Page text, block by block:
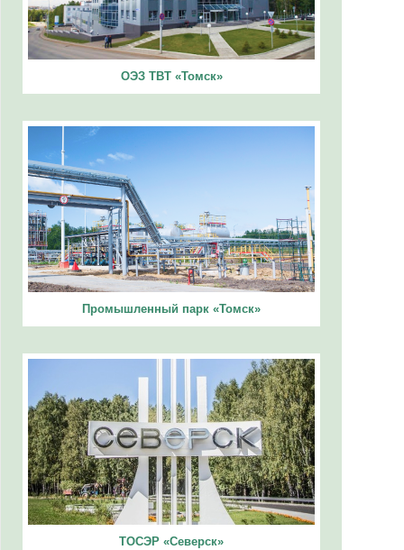
ОЭЗ ТВТ «Томск»
Промышленный парк «Томск»
ТОСЭР «Северск»